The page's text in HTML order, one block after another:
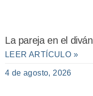
La pareja en el diván
LEER ARTÍCULO »
4 de agosto, 2026